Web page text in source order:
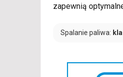
zapewnią
Spalanie paliwa: